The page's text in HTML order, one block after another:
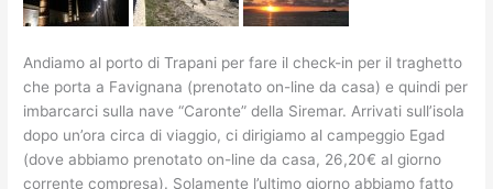
Andiamo al porto di Trapani per fare il check-in per il traghetto
che porta a Favignana (prenotato on-line da casa) e quindi per
imbarcarci sulla nave “Caronte” della Siremar. Arrivati sull’isola
dopo un’ora circa di viaggio, ci dirigiamo al campeggio Egad
(dove abbiamo prenotato on-line da casa, 26,20€ al giorno
corrente compresa). Solamente l’ultimo giorno abbiamo fatto